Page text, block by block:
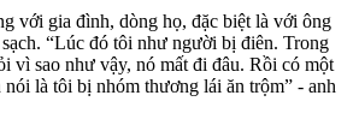
với gia đình, dòng họ, đặc biệt là với ông
“Lúc đó tôi như người bị điên. Trong
vì sao như vậy, nó mất đi đâu. Rồi có một
nói là tôi bị nhóm thương lái ăn trộm” - anh